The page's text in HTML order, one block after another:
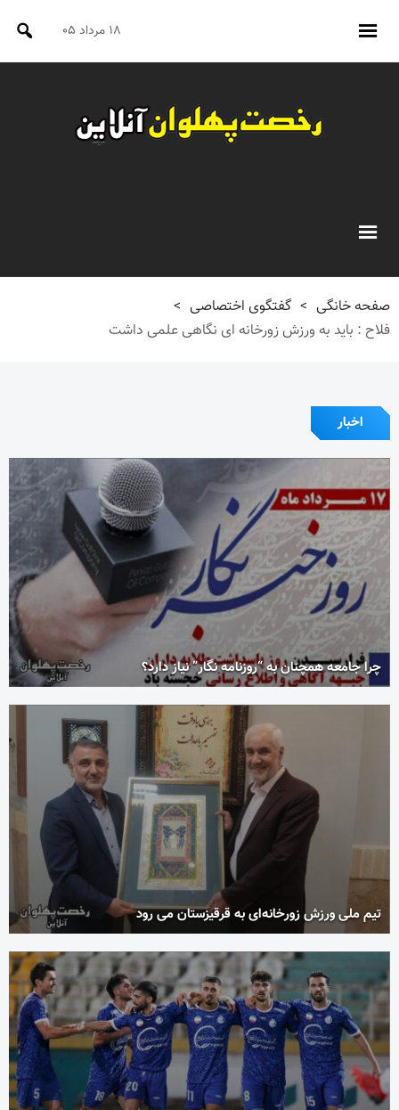
۱۸ مرداد ۰۵
صفحه خانگی > گفتگوی اختصاصی >
فلاح : باید به ورزش زورخانه ای نگاهی علمی داشت
اخبار
چرا جامعه همچنان به “روزنامه نگار” نیاز دارد؟
تیم ملی ورزش زورخانه‌ای به قرقیزستان می رود